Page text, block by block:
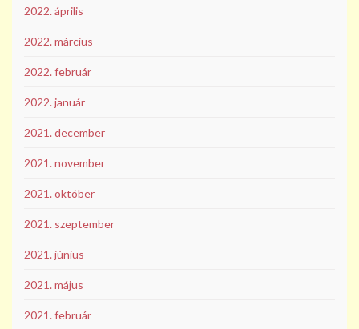
2022. április
2022. március
2022. február
2022. január
2021. december
2021. november
2021. október
2021. szeptember
2021. június
2021. május
2021. február